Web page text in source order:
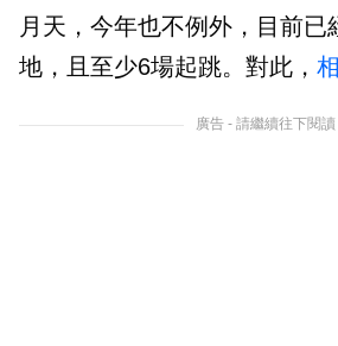
月天，今年也不例外，目前已
地，且至少6場起跳。對此，
廣告 - 請繼續往下閱讀